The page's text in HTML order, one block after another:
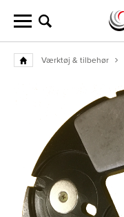
Værktøj & tilbehør